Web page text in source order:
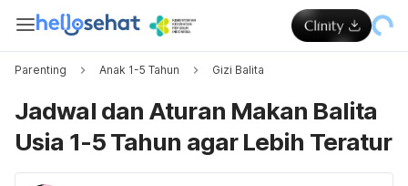
Parenting Anak 1-5 Tahun Gizi Balita
Jadwal dan Aturan Makan Balita
Usia 1-5 Tahun agar Lebih Teratur